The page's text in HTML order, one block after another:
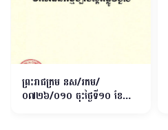
ព្រះរាជក្រម នស/រកម/
០៧២៦/០១០ ចុះថ្ងៃទី១០​ ខែ